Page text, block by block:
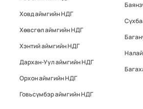
Ховд аймгийн НДГ
Хөвсгөл аймгийн НДГ
Хэнтий аймгийн НДГ
Дархан-Уул аймгийн НДГ
Орхон аймгийн НДГ
Говьсүмбэр аймгийн НДГ